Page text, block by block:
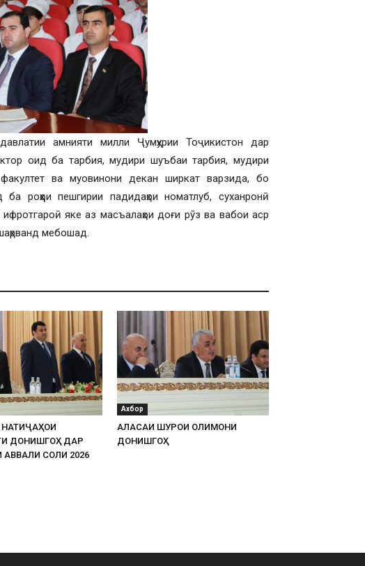
амнияти милли Ҷумҳурии Тоҷикистон дар
оид ба тарбия, мудири шуъбаи тарбия, мудири
ва муовинони декан ширкат варзида, бо
роҳҳои пешгирии падидаҳои номатлуб, суханронӣ
яке аз масъалаҳои доғи рӯз ва вабои аср
мебошад.
ДОНИШГОҲ ДАР
СОЛИ 2026
Ахбор
АЛАСАИ ШУРОИ ОЛИМОНИ
ДОНИШГОҲ